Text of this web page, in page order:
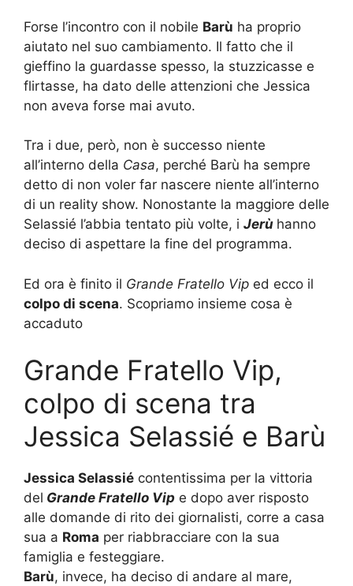
Forse l’incontro con il nobile Barù ha proprio
aiutato nel suo cambiamento. Il fatto che il
gieffino la guardasse spesso, la stuzzicasse e
flirtasse, ha dato delle attenzioni che Jessica
non aveva forse mai avuto.
Tra i due, però, non è successo niente
all’interno della Casa, perché Barù ha sempre
detto di non voler far nascere niente all’interno
di un reality show. Nonostante la maggiore delle
Selassié l’abbia tentato più volte, i Jerù hanno
deciso di aspettare la fine del programma.
Ed ora è finito il Grande Fratello Vip ed ecco il
colpo di scena. Scopriamo insieme cosa è
accaduto
Grande Fratello Vip,
colpo di scena tra
Jessica Selassié e Barù
Jessica Selassié contentissima per la vittoria
del Grande Fratello Vip e dopo aver risposto
alle domande di rito dei giornalisti, corre a casa
sua a Roma per riabbracciare con la sua
famiglia e festeggiare.
Barù, invece, ha deciso di andare al mare,